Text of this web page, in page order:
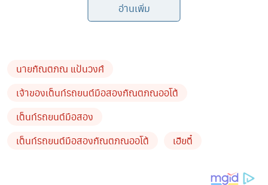
ใส่น้ำปรุง
เป็นปัญหาจากการฆ่าตัวตาย ถือว่าเป็นเรื่องที่น่าสลดหดหู่
ใจ จึงสอนเทศนาธรรมให้ญาติโยมรู้จักมีสติยั้งคิด
ทางออกของปัญหาต่างๆ เพราะที่ผ่านมาทางวัดก็ไม่เคยมี
อ่านเพิ่ม
นายกัณตภณ แป้นวงศ์
เจ้าของเต็นท์รถยนต์มือสองกัณตภณออโต้
เต็นท์รถยนต์มือสอง
เต็นท์รถยนต์มือสองกัณตภณออโต้
เฮียตี๋